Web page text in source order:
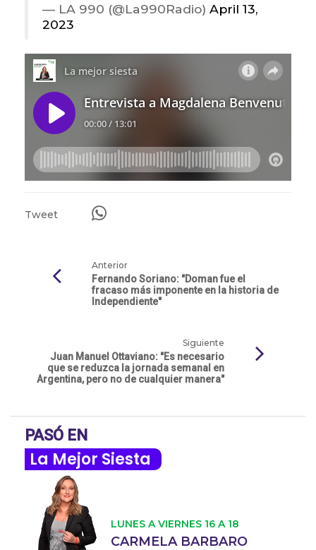
— LA 990 (@La990Radio) April 13,
2023
Tweet
Anterior
Fernando Soriano: "Doman fue el
fracaso más imponente en la historia de
Independiente"
Siguiente
Juan Manuel Ottaviano: "Es necesario
que se reduzca la jornada semanal en
Argentina, pero no de cualquier manera"
PASÓ EN
La Mejor Siesta
LUNES A VIERNES 16 A 18
CARMELA BARBARO